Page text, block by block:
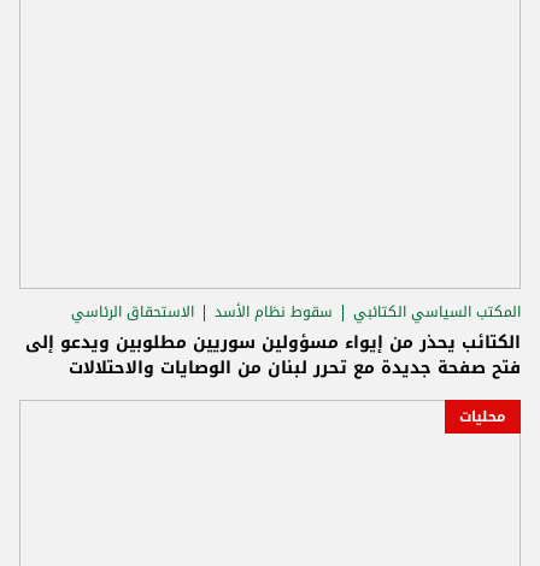
المكتب السياسي الكتائبي سقوط نظام الأسد الاستحقاق الرئاسي
الكتائب يحذر من إيواء مسؤولين سوريين مطلوبين ويدعو إلى
فتح صفحة جديدة مع تحرر لبنان من الوصايات والاحتلالات
محليات